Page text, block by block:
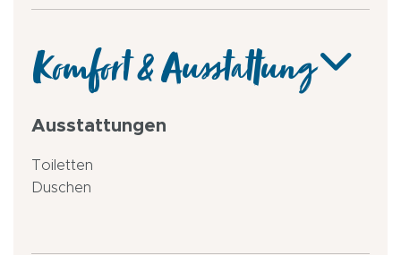
Komfort & Ausstattung
Ausstattungen
Toiletten
Duschen